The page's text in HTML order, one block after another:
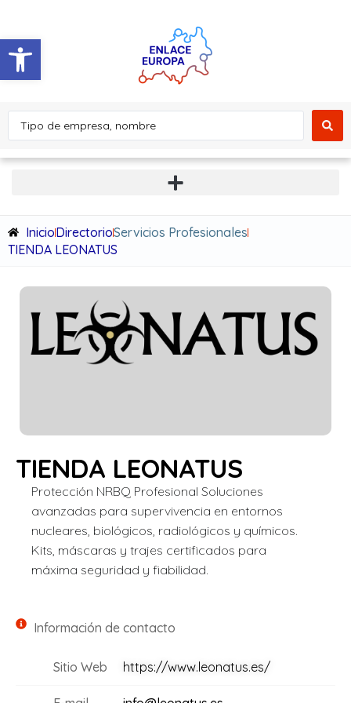
Abrir barra de herramientas
InicioDirectorioServicios Profesionales
TIENDA LEONATUS
TIENDA LEONATUS
Protección NRBQ Profesional Soluciones
avanzadas para supervivencia en entornos
nucleares, biológicos, radiológicos y químicos.
Kits, máscaras y trajes certificados para
máxima seguridad y fiabilidad.
Información de contacto
Sitio Web https://www.leonatus.es/